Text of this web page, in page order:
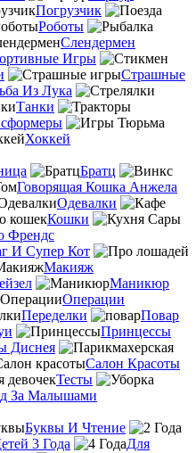
Погрузчик
Роботы
Слендермен
Игры
Страшные
Из Лука
Танки
Хоккей
Братц
Говорящая Кошка Анжела
Одевалки
Кошки
Френдс
И Супер Кот
Макияж
Маникюр
Операции
Переделки
Повар
Принцессы
Диснея
Салон Красоты
Тесты
За Малышами
Буквы И Чтение
3 Года
Для